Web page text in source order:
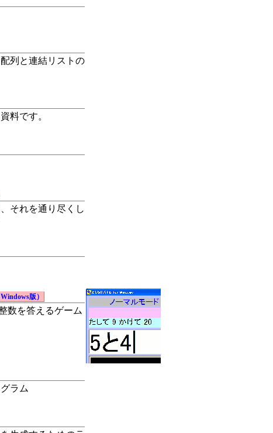
列と連結リストの
料です。
それを通り尽くし
版）
数を答えるゲーム
ラム